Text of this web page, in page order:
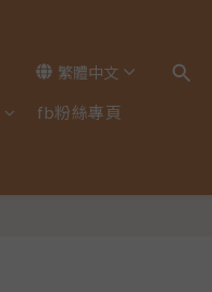
繁體中文
fb粉絲專頁